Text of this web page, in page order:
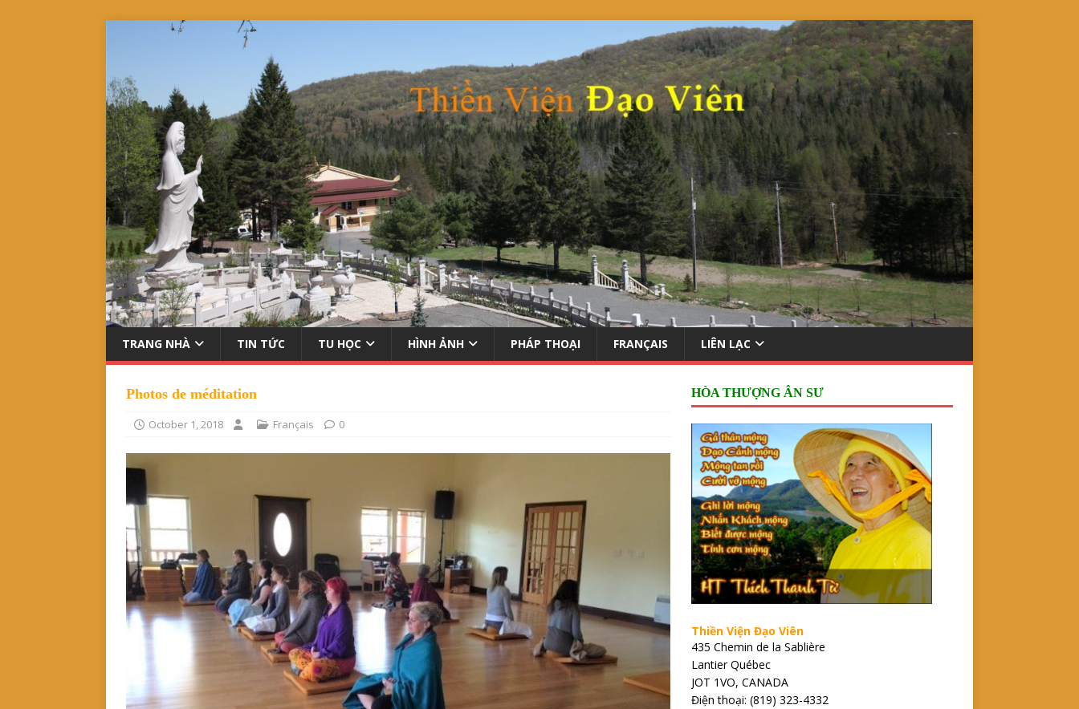
TRANG NHÀ TIN TỨC TU HỌC HÌNH ẢNH PHÁP THOẠI FRANÇAIS LIÊN LẠC
Photos de méditation
October 1, 2018 Français 0
HÒA THƯỢNG ÂN SƯ
Thiền Viện Đạo Viên
435 Chemin de la Sablière
Lantier Québec
JOT 1VO, CANADA
Điện thoại: (819) 323-4332